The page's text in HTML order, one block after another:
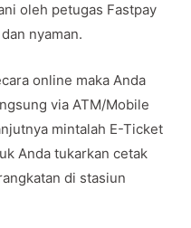
oleh petugas Fastpay
nyaman.
online maka Anda
via ATM/Mobile
mintalah E-Ticket
Anda tukarkan cetak
di stasiun